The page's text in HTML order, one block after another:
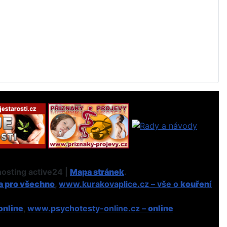
active24 | Mapa stránek.
pro všechno, www.kurakovaplice.cz – vše o kouření
, www.psychotesty-online.cz – online